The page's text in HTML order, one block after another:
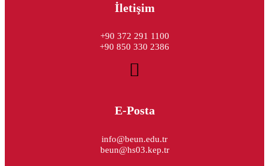
İletişim
+90 372 291 1100
+90 850 330 2386
E-Posta
info@beun.edu.tr
beun@hs03.kep.tr